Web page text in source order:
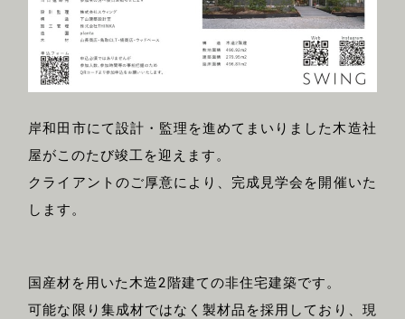
岸和田市にて設計・監理を進めてまいりました木造社
屋がこのたび竣工を迎えます。
クライアントのご厚意により、完成見学会を開催いた
します。
国産材を用いた木造2階建ての非住宅建築です。
可能な限り集成材ではなく製材品を採用しており、現